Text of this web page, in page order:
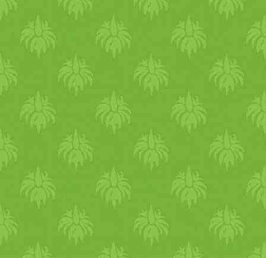
órákban legyen. Önmagában
a meleg elleni védekezés is
terheli a szervezetedet,
próbálj figyelni, hogy
étkezésekkel ne terheld túl
magad nehéz ételekkel. A
bőrápolásnál nyáron imádom
a rózsavizet. Nem csak